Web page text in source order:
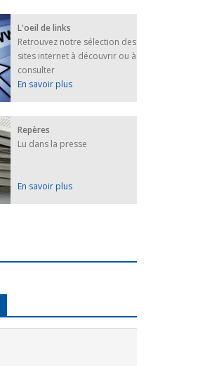
L'oeil de links
Retrouvez notre sélection des
sites internet à découvrir ou à
consulter
En savoir plus
Repères
Lu dans la presse
En savoir plus